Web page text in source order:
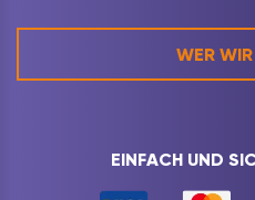
WER
EINFACH UND